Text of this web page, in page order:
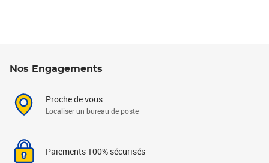
Nos Engagements
Proche de vous
Localiser un bureau de poste
Paiements 100% sécurisés